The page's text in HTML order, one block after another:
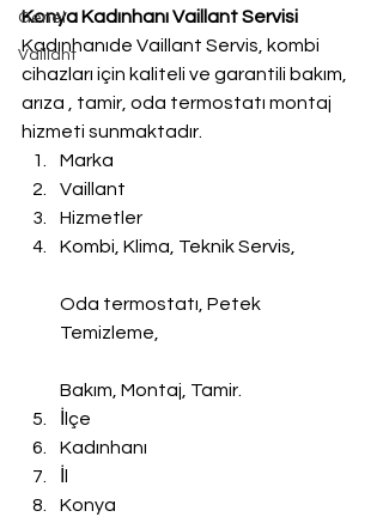
Genel
Vaillant
Konya Kadınhanı Vaillant Servisi
Kadınhanıde Vaillant Servis, kombi
cihazları için kaliteli ve garantili bakım,
arıza , tamir, oda termostatı montaj
hizmeti sunmaktadır.
Marka
Vaillant
Hizmetler
Kombi, Klima, Teknik Servis,
Oda termostatı, Petek
Temizleme,
Bakım, Montaj, Tamir.
İlçe
Kadınhanı
Konya